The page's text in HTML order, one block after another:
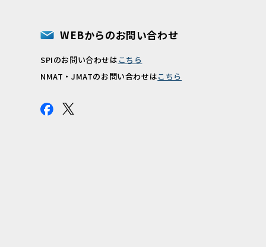
WEBからのお問い合わせ
SPIのお問い合わせは こちら
NMAT・JMATのお問い合わせはこちら